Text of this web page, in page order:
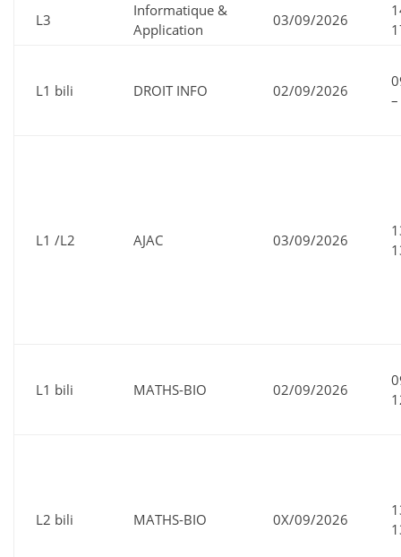
L3
Informatique &
Application
03/09/2026
L1 bili DROIT INFO 02/09/2026
L1 /L2 AJAC 03/09/2026
L1 bili MATHS-BIO 02/09/2026
L2 bili MATHS-BIO 0X/09/2026